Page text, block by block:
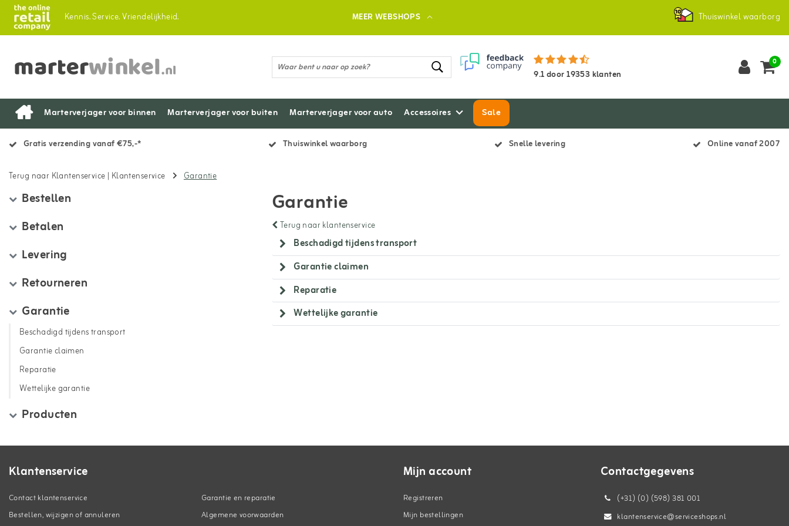
Kennis.Service.Vriendelijkheid. MEER WEBSHOPS Thuiswinkel waarborg
9.1door19353 klanten
0
Marterverjager voor binnen Marterverjager voor buiten Marterverjager voor auto Accessoires Sale
Gratis verzending vanaf €75,-* Thuiswinkel waarborg Snelle levering Online vanaf 2007
Terug naar Klantenservice | Klantenservice Garantie
Bestellen
Betalen
Levering
Retourneren
Garantie
Beschadigd tijdens transport
Garantie claimen
Reparatie
Wettelijke garantie
Producten
Garantie
Terug naar klantenservice
Beschadigd tijdens transport
Garantie claimen
Reparatie
Wettelijke garantie
Klantenservice
Contact klantenservice
Bestellen, wijzigen of annuleren
Garantie en reparatie
Algemene voorwaarden
Mijn account
Registreren
Mijn bestellingen
Contactgegevens
(+31) (0) (598) 381 001
klantenservice@serviceshops.nl